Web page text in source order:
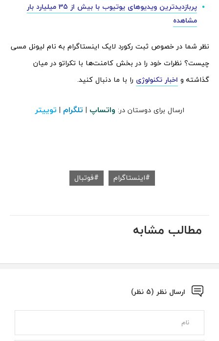
پربازدیدترین ویدیوهای یوتیوب با بیش از 35 میلیارد بار
مشاهده
نظر شما در خصوص ثبت رکورد لایک اینستاگرام به نام لیونل مسی
چیست؟ نظرات خود را در بخش کامنت‌ها با تکراتو در میان
گذاشته و اخبار تکنولوژی را با ما دنبال کنید.
ارسال برای دوستان در: واتساپ | تلگرام | توییتر
اینستاگرام فوتبال
مطالب مشابه
ارسال نظر (5 نظر)